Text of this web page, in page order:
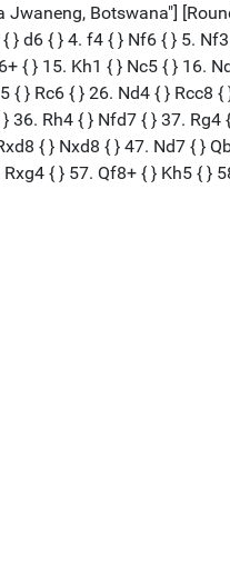
Botswana"]
d6 { } 4. f4 { } Nf6 { } 5.
{ } 15. Kh1 { } Nc5 { } 16.
} Rc6 { } 26. Nd4 { } Rcc8
Rh4 { } Nfd7 { } 37.
{ } Nxd8 { } 47. Nd7 { }
{ } 57. Qf8+ { } Kh5 { }